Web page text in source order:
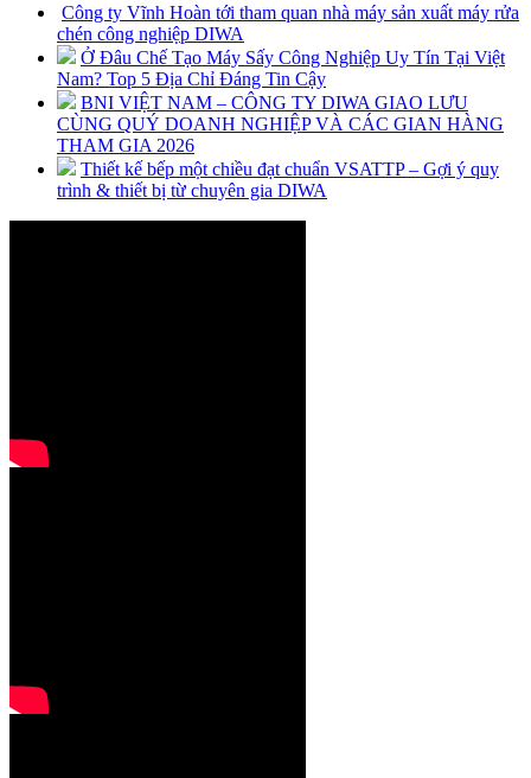
Công ty Vĩnh Hoàn tới tham quan nhà máy sản xuất máy rửa
chén công nghiệp DIWA
Ở Đâu Chế Tạo Máy Sấy Công Nghiệp Uy Tín Tại Việt
Nam? Top 5 Địa Chỉ Đáng Tin Cậy
BNI VIỆT NAM – CÔNG TY DIWA GIAO LƯU
CÙNG QUÝ DOANH NGHIỆP VÀ CÁC GIAN HÀNG
THAM GIA 2026
Thiết kế bếp một chiều đạt chuẩn VSATTP – Gợi ý quy
trình & thiết bị từ chuyên gia DIWA